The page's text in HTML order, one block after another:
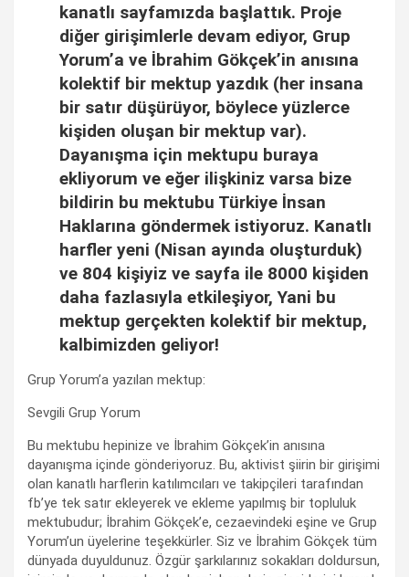
kanatlı sayfamızda başlattık. Proje
diğer girişimlerle devam ediyor, Grup
Yorum’a ve İbrahim Gökçek’in anısına
kolektif bir mektup yazdık (her insana
bir satır düşürüyor, böylece yüzlerce
kişiden oluşan bir mektup var).
Dayanışma için mektupu buraya
ekliyorum ve eğer ilişkiniz varsa bize
bildirin bu mektubu Türkiye İnsan
Haklarına göndermek istiyoruz. Kanatlı
harfler yeni (Nisan ayında oluşturduk)
ve 804 kişiyiz ve sayfa ile 8000 kişiden
daha fazlasıyla etkileşiyor, Yani bu
mektup gerçekten kolektif bir mektup,
kalbimizden geliyor!
Grup Yorum’a yazılan mektup:
Sevgili Grup Yorum
Bu mektubu hepinize ve İbrahim Gökçek’in anısına
dayanışma içinde gönderiyoruz. Bu, aktivist şiirin bir girişimi
olan kanatlı harflerin katılımcıları ve takipçileri tarafından
fb’ye tek satır ekleyerek ve ekleme yapılmış bir topluluk
mektubudur; İbrahim Gökçek’e, cezaevindeki eşine ve Grup
Yorum’un üyelerine teşekkürler. Siz ve İbrahim Gökçek tüm
dünyada duyuldunuz. Özgür şarkılarınız sokakları doldursun,